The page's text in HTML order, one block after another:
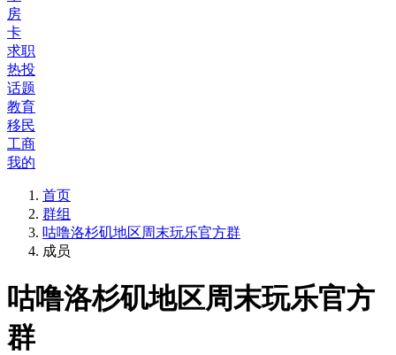
房
卡
求职
热投
话题
教育
移民
工商
我的
首页
群组
咕噜洛杉矶地区周末玩乐官方群
成员
咕噜洛杉矶地区周末玩乐官方
群